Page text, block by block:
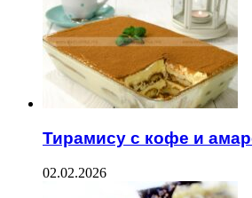
Тирамису с кофе и
02.02.2026